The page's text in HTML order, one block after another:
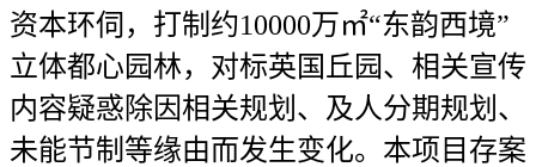
资本环伺，打制约10000万㎡“东韵西境”
立体都心园林，对标英国丘园、相关宣传
内容疑惑除因相关规划、及人分期规划、
未能节制等缘由而发生变化。本项目存案